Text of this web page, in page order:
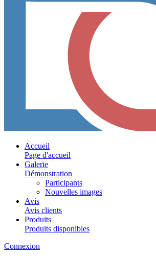
Accueil
Page d'accueil
Galerie
Démonstration
Participants
Nouvelles images
Avis
Avis clients
Produits
Produits disponibles
Connexion